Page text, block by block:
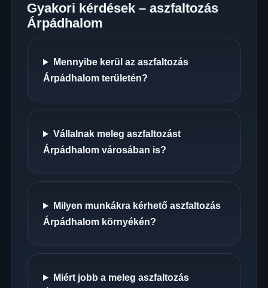
Gyakori kérdések – aszfaltozás
Árpádhalom
Mennyibe kerül az aszfaltozás
Árpádhalom területén?
Vállalnak meleg aszfaltozást
Árpádhalom városában is?
Milyen munkákra kérhető aszfaltozás
Árpádhalom környékén?
Miért jobb a meleg aszfaltozás